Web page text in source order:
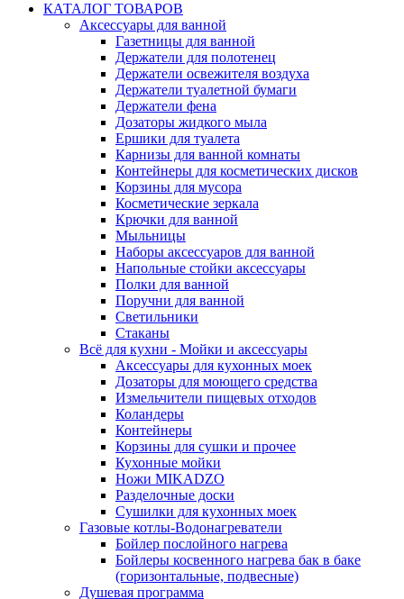
КАТАЛОГ ТОВАРОВ
Аксессуары для ванной
Газетницы для ванной
Держатели для полотенец
Держатели освежителя воздуха
Держатели туалетной бумаги
Держатели фена
Дозаторы жидкого мыла
Ершики для туалета
Карнизы для ванной комнаты
Контейнеры для косметических дисков
Корзины для мусора
Косметические зеркала
Крючки для ванной
Мыльницы
Наборы аксессуаров для ванной
Напольные стойки аксессуары
Полки для ванной
Поручни для ванной
Светильники
Стаканы
Всё для кухни - Мойки и аксессуары
Аксессуары для кухонных моек
Дозаторы для моющего средства
Измельчители пищевых отходов
Коландеры
Контейнеры
Корзины для сушки и прочее
Кухонные мойки
Ножи MIKADZO
Разделочные доски
Сушилки для кухонных моек
Газовые котлы-Водонагреватели
Бойлер послойного нагрева
Бойлеры косвенного нагрева бак в баке
(горизонтальные, подвесные)
Душевая программа